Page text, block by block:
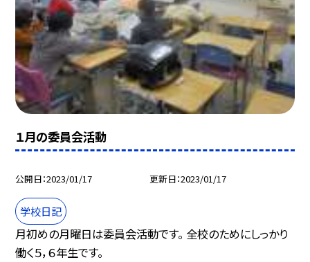
１月の委員会活動
公開日 2023/01/17 更新日 2023/01/17
学校日記
月初めの月曜日は委員会活動です。 全校のためにしっかり
働く５，６年生です。